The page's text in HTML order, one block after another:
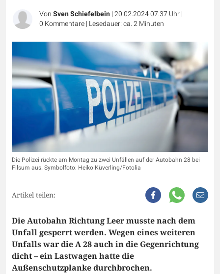
VonSven Schiefelbein|20.02.2024 07:37 Uhr|
0 Kommentare| Lesedauer: ca. 2 Minuten
Die Polizei rückte am Montag zu zwei Unfällen auf der Autobahn 28 bei
Filsum aus. Symbolfoto: Heiko Küverling/Fotolia
Artikel teilen:
Die Autobahn Richtung Leer musste nach dem
Unfall gesperrt werden. Wegen eines weiteren
Unfalls war die A 28 auch in die Gegenrichtung
dicht – ein Lastwagen hatte die
Außenschutzplanke durchbrochen.